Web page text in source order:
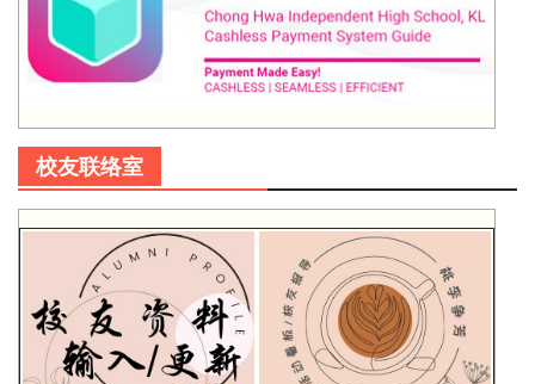
校友联络室